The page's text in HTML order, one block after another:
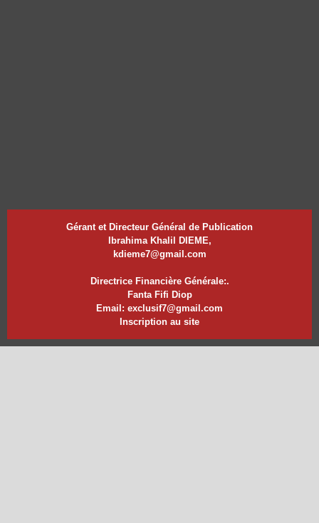
Gérant et Directeur Général de Publication
Ibrahima Khalil DIEME,
kdieme7@gmail.com
Directrice Financière Générale:.
Fanta Fifi Diop
Email: exclusif7@gmail.com
Inscription au site